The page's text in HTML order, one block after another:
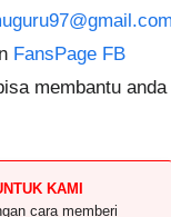
FansPage FB
membantu anda
KAMI
cara memberi